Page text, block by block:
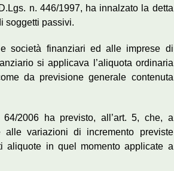
n. 446/1997, ha innalzato la detta
soggetti passivi.
società finanziari ed alle imprese di
si applicava l’aliquota ordinaria
da previsione generale contenuta
2006 ha previsto, all’art. 5, che, a
alle variazioni di incremento previste
aliquote in quel momento applicate a